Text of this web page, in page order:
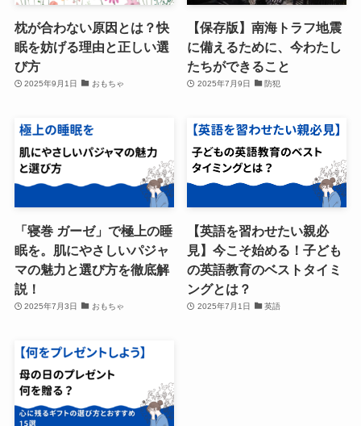
枕が合わない原因とは？快
眠を妨げる理由と正しい選
び方
2025年9月1日 おもちゃ
【保存版】南海トラフ地震
に備えるために、今わたし
たちができること
2025年7月9日 防犯
「寝巻 ガーゼ」で極上の睡
眠を。肌にやさしいパジャ
マの魅力と選び方を徹底解
説！
2025年7月3日 おもちゃ
【英語を習わせたい親必
見】今こそ始める！子ども
の英語教育のベストタイミ
ングとは？
2025年7月1日 英語